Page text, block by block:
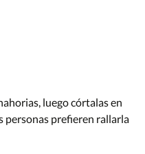
luego córtalas en
personas prefieren rallarla